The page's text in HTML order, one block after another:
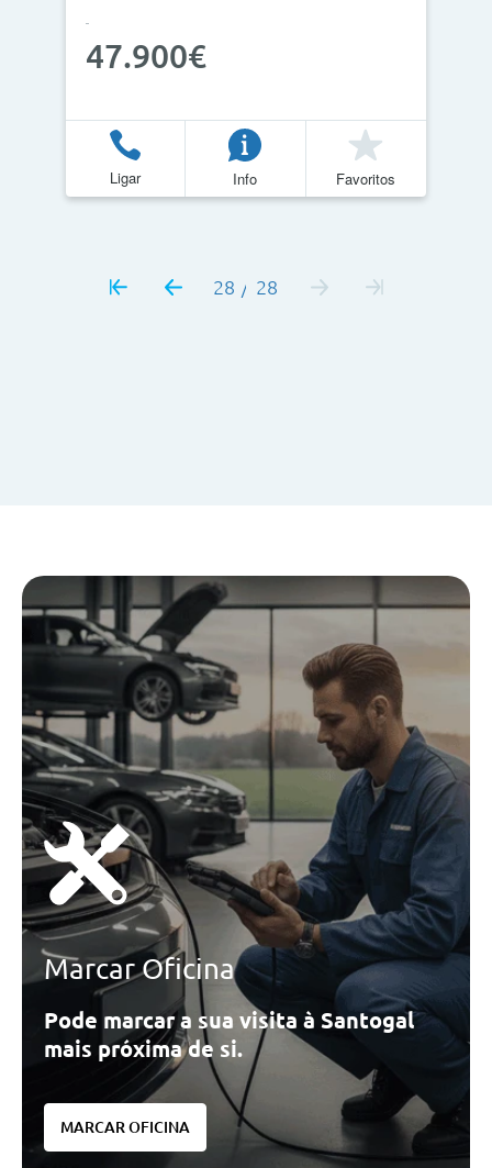
47.900€
Ligar Info Favoritos
28 28
Marcar Oficina
Pode marcar a sua visita à Santogal
mais próxima de si.
MARCAR OFICINA